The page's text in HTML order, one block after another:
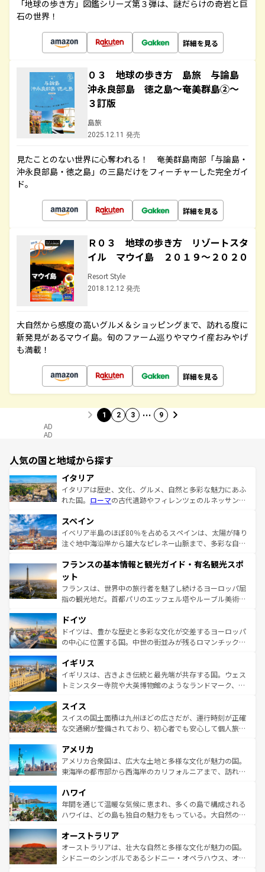
「地球の歩き方」図鑑シリーズ第３弾は、謎だらけの奇岩と巨
石の世界！
詳細を見る
０３ 地球の歩き方 島旅 与論島
沖永良部島 徳之島～奄美群島②～
３訂版
島旅
2025.12.11 発売
見たことのない世界に心奪われる！ 奄美群島南部「与論島・
沖永良部島・徳之島」の三島だけをフィーチャーした完全ガイ
ド。
詳細を見る
Ｒ０３ 地球の歩き方 リゾートスタ
イル マウイ島 ２０１９～２０２０
Resort Style
2018.12.12 発売
大自然から感度の高いグルメ＆ショッピングまで、訪れる度に
新発見があるマウイ島。旬のファーム巡りやマウイ産おみやげ
も満載！
詳細を見る
1 2 3 … 9
AD
AD
人気の国と地域から探す
イタリア
イタリアは歴史、文化、グルメ、自然と多彩な魅力にあふ
れた国。 ローマの古代遺跡やフィレンツェのルネッサンス
ろん、トスカーナの美しい田園風景やアマルフィ海岸の絶
景など、自然景観も見逃せない。観光の合間には、本場の
ピザやパスタなど、絶品のイタリア料理を堪能することも
ませてくれるイタリアで、忘れられない旅をしてみよう！
なお、新着のイタリア情報は
しい。
スペイン
イベリア半島のほぼ80％を占めるスペインは、太陽が降り
注ぐ地中海沿岸から雄大なピレネー山脈まで、多彩な自然
文化が根付くこの国では、情熱的なフラメンコ、熱気あふ
れる闘牛、そして美味しいタパスが生活の一部となってい
る。首都マドリードの洗練された雰囲気や、バルセロナの
アートに溢れた街角から、地方では古代ローマ遺跡や中世
せる。地方によって風土や気候が異なるスペインはその個
性で訪れる人を魅了する。 なお、新着のスペイン情報は コ
ンテンツ一覧を参照してほしい。
フランスの基本情報と観光ガイド・有名観光スポ
ット
フランスは、世界中の旅行者を魅了し続けるヨーロッパ屈
指の観光地だ。首都パリのエッフェル塔やルーブル美術館
で、幅広い魅力が詰まっている。華麗な宮殿、歴史的な大
聖堂、美しいビーチ、そして豊かな自然が、訪れる者を心
から魅了する。また、フランスは美食の国としても知ら
いる。シャンパンの発祥地であるランス、プロヴァンスの
香り高いラベンダー畑など、多彩な楽しみ方が可能だ。さ
らに、パリ以外の地域にも魅力が溢れており、どの街角に
れる地方に足を運ぶとそれぞれで全く異なる文化を体験で
きるだろう。 なお、新着のフランス情報はコンテンツ一覧
を参照してほしい。
ドイツ
ドイツは、豊かな歴史と多彩な文化が交差するヨーロッパ
の中心に位置する国。中世の街並みが残るロマンチック街
顔を持つこの国は、どこを歩いても飽きることがない。ベ
ルリンの文化的活気、バイエルン州のアルプスの絶景、そ
してライン川沿いのワイン畑といった風景は必見。ビール
は、お酒好きな人にはぜひ体験してほしい。 なお、新着の
ドイツ情報はコンテンツ一覧を参照してほしい。
イギリス
イギリスは、古きよき伝統と最先端が共存する国。ウェス
トミンスター寺院や大英博物館のようなランドマーク、歴
リアごとに異なる魅力がある。また、優雅なアフタヌーン
ティー、ビール好きにはたまらない英国パブ、サッカー観
戦など、本場だからこそできる体験も豊富。イギリスを旅
ンツ一覧を参照してほしい。
スイス
スイスの国土面積は九州ほどの広さだが、運行時刻が正確
な交通網が整備されており、初心者でも安心して個人旅行
の建物がそのまま残る町や、スイスならではのユニークな
博物館もあり、アルプス観光だけでなく町歩きも満喫する
ことができる。国民の所得が高いため物価も高いが、旅行
ば市内交通費無料で観光を楽しむこともできる。 なお、新
着のスイス情報はコンテンツ一覧 を参照してほしい。
アメリカ
アメリカ合衆国は、広大な土地と多様な文化が魅力の国。
東海岸の都市部から西海岸のカリフォルニアまで、訪れる
のような巨大都市は、観光、ショッピング、エンターテイ
ンメントが詰まった刺激的なスポットだ。一方、アメリカ
西部には大自然が広がり、グランドキャニオンやイエロー
部のニューオーリンズでは、音楽と美食が融合した独特の
文化が魅力。旅行者はアメリカの各地域で異なる魅力を楽
しみながら、その多様性と豊かな歴史を感じることができ
ハワイ
年間を通じて温暖な気候に恵まれ、多くの島で構成される
ハワイは、どの島も独自の魅力をもっている。大自然の神
ワイ島は見逃せない。また、定番の観光地といえばオアフ
島だが、静かな自然を求めるならマウイ島やカウアイ島が
おすすめ。エメラルドグリーンに輝く海をはじめ、豊かな
オーストラリア
オーストラリアは、壮大な自然と多様な文化が魅力の国。
シドニーのシンボルであるシドニー・オペラハウス、オー